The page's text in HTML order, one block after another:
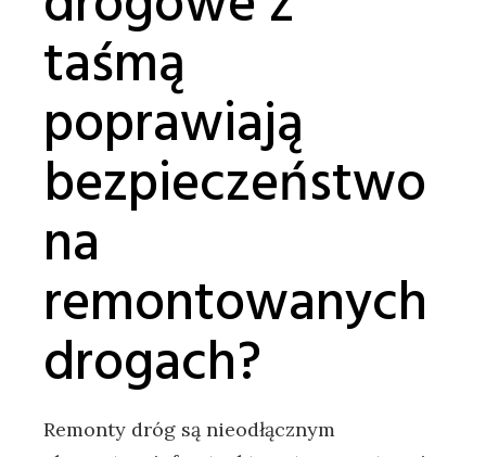
taśmą
poprawiają
bezpieczeństwo
na
remontowanych
drogach?
Remonty dróg są nieodłącznym